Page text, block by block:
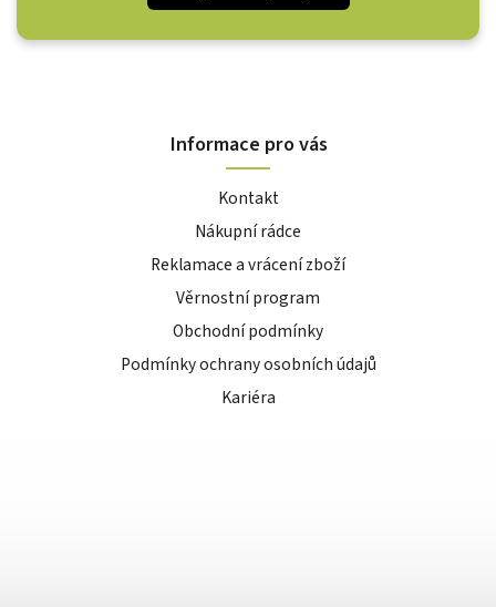
Informace pro vás
Kontakt
Nákupní rádce
Reklamace a vrácení zboží
Věrnostní program
Obchodní podmínky
Podmínky ochrany osobních údajů
Kariéra